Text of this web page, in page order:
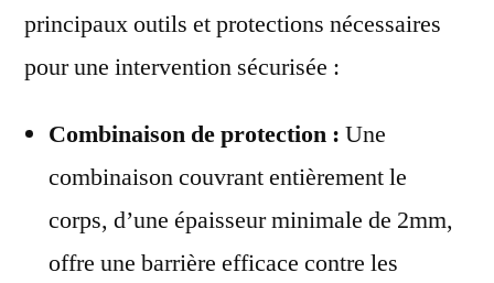
principaux outils et protections nécessaires
pour une intervention sécurisée :
Combinaison de protection : Une
combinaison couvrant entièrement le
corps, d’une épaisseur minimale de 2mm,
offre une barrière efficace contre les